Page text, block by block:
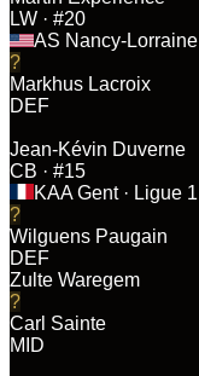
LW · #20
AS Nancy-Lorraine
?
Markhus Lacroix
DEF
Jean-Kévin Duverne
CB · #15
KAA Gent· Ligue 1
?
Wilguens Paugain
DEF
Zulte Waregem
?
Carl Sainte
MID